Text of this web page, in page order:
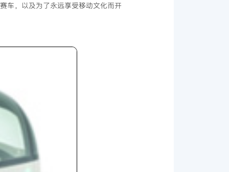
车，以及为了永远享受移动文化而开